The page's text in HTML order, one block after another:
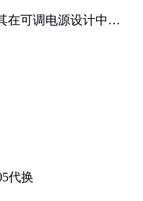
在可调电源设计中的
代换